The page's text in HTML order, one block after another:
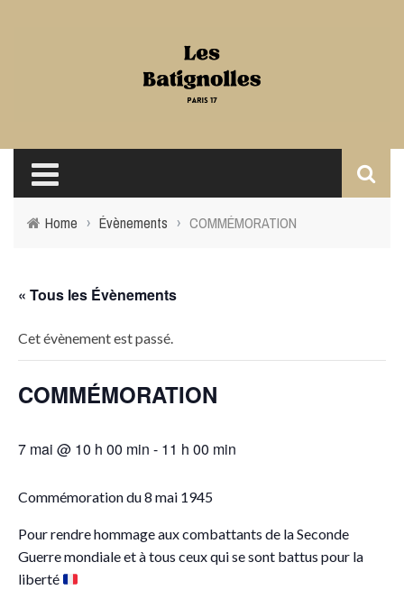
Home › Évènements › COMMÉMORATION
« Tous les Évènements
Cet évènement est passé.
COMMÉMORATION
7 mai @ 10 h 00 min - 11 h 00 min
Commémoration du 8 mai 1945
Pour rendre hommage aux combattants de la Seconde
Guerre mondiale et à tous ceux qui se sont battus pour la
liberté